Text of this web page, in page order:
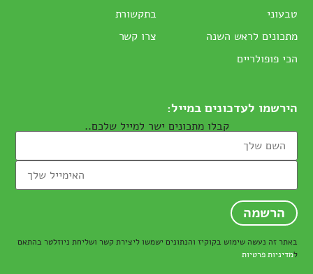
טבעוני
מתכונים לראש השנה
הכי פופולריים
בתקשורת
צרו קשר
הירשמו לעדכונים במייל:
קבלו מתכונים ישר למייל שלכם..
באתר זה נעשה שימוש בקוקיז והנתונים ישמשו ליצירת קשר ושליחת ניוזלטר בהתאם
למדיניות פרטיות